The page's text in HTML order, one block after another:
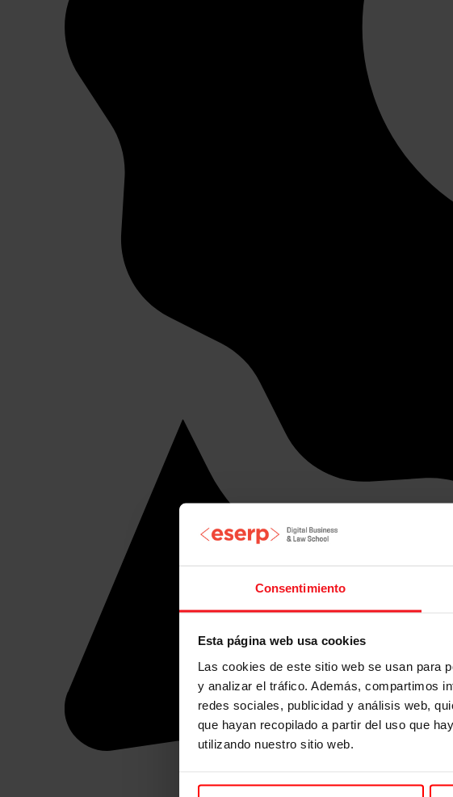
Consentimiento
Esta página web usa cookies
Las cookies de este sitio web se usan para
y analizar el tráfico. Además, compartimos
redes sociales, publicidad y análisis web,
que hayan recopilado a partir del uso que
utilizando nuestro sitio web.